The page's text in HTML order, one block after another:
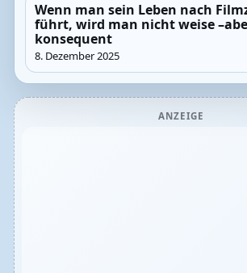
Wenn man sein Leben nach
führt, wird man nicht weise
konsequent
8. Dezember 2025
ANZEIGE